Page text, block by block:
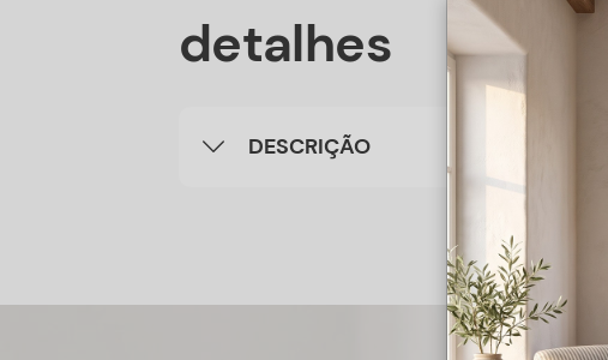
detalhes
DESCRIÇÃO